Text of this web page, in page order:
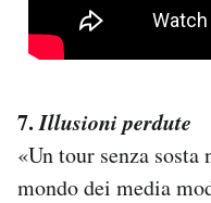
7. Illusioni perdute
«Un tour senza
mondo dei media